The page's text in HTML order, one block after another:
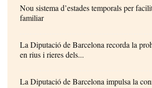
Nou sistema d’estades temporals per
familiar
La Diputació de Barcelona recorda la
en rius i rieres dels...
La Diputació de Barcelona impulsa la